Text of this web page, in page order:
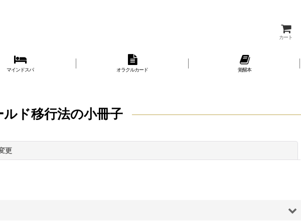
カート
マインドスパ オラクルカード 覚醒本
ド移行法の小冊子
更